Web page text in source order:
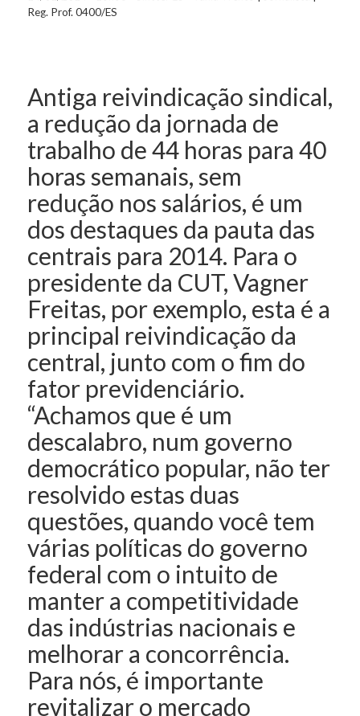
Reg. Prof. 0400/ES
Antiga reivindicação sindical,
a redução da jornada de
trabalho de 44 horas para 40
horas semanais, sem
redução nos salários, é um
dos destaques da pauta das
centrais para 2014. Para o
presidente da CUT, Vagner
Freitas, por exemplo, esta é a
principal reivindicação da
central, junto com o fim do
fator previdenciário.
“Achamos que é um
descalabro, num governo
democrático popular, não ter
resolvido estas duas
questões, quando você tem
várias políticas do governo
federal com o intuito de
manter a competitividade
das indústrias nacionais e
melhorar a concorrência.
Para nós, é importante
revitalizar o mercado